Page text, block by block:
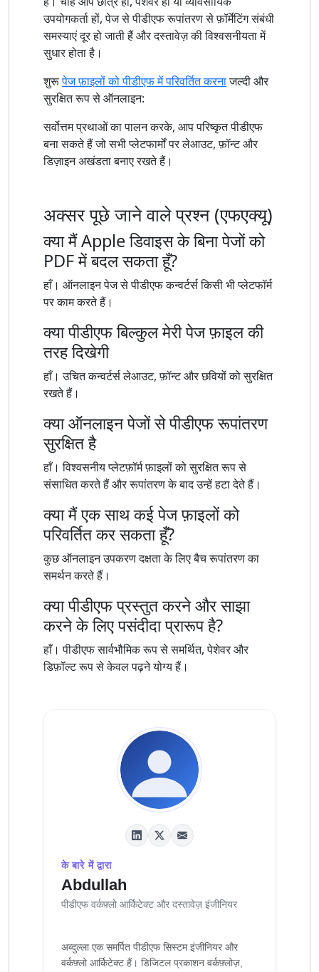
उपयोगकर्ता हों, पेज से पीडीएफ रूपांतरण से फ़ॉर्मेटिंग संबंधी
समस्याएं दूर हो जाती हैं और दस्तावेज़ की विश्वसनीयता में
सुधार होता है।
शुरूपेज फ़ाइलों को पीडीएफ में परिवर्तित करनाजल्दी और
सुरक्षित रूप से ऑनलाइन:
सर्वोत्तम प्रथाओं का पालन करके, आप परिष्कृत पीडीएफ
बना सकते हैं जो सभी प्लेटफार्मों पर लेआउट, फ़ॉन्ट और
डिज़ाइन अखंडता बनाए रखते हैं।
अक्सर पूछे जाने वाले प्रश्न (एफएक्यू)
क्या मैं Apple डिवाइस के बिना पेजों को
PDF में बदल सकता हूँ?
हाँ। ऑनलाइन पेज से पीडीएफ कन्वर्टर्स किसी भी प्लेटफॉर्म
पर काम करते हैं।
क्या पीडीएफ बिल्कुल मेरी पेज फ़ाइल की
तरह दिखेगी
हाँ। उचित कन्वर्टर्स लेआउट, फ़ॉन्ट और छवियों को सुरक्षित
रखते हैं।
क्या ऑनलाइन पेजों से पीडीएफ रूपांतरण
सुरक्षित है
हाँ। विश्वसनीय प्लेटफ़ॉर्म फ़ाइलों को सुरक्षित रूप से
संसाधित करते हैं और रूपांतरण के बाद उन्हें हटा देते हैं।
क्या मैं एक साथ कई पेज फ़ाइलों को
परिवर्तित कर सकता हूँ?
कुछ ऑनलाइन उपकरण दक्षता के लिए बैच रूपांतरण का
समर्थन करते हैं।
क्या पीडीएफ प्रस्तुत करने और साझा
करने के लिए पसंदीदा प्रारूप है?
हाँ। पीडीएफ सार्वभौमिक रूप से समर्थित, पेशेवर और
डिफ़ॉल्ट रूप से केवल पढ़ने योग्य हैं।
के बारे में द्वारा
Abdullah
पीडीएफ वर्कफ़्लो आर्किटेक्ट और दस्तावेज़ इंजीनियर
अब्दुल्ला एक समर्पित पीडीएफ सिस्टम इंजीनियर और
वर्कफ़्लो आर्किटेक्ट हैं। डिजिटल प्रकाशन वर्कफ़्लोज़,